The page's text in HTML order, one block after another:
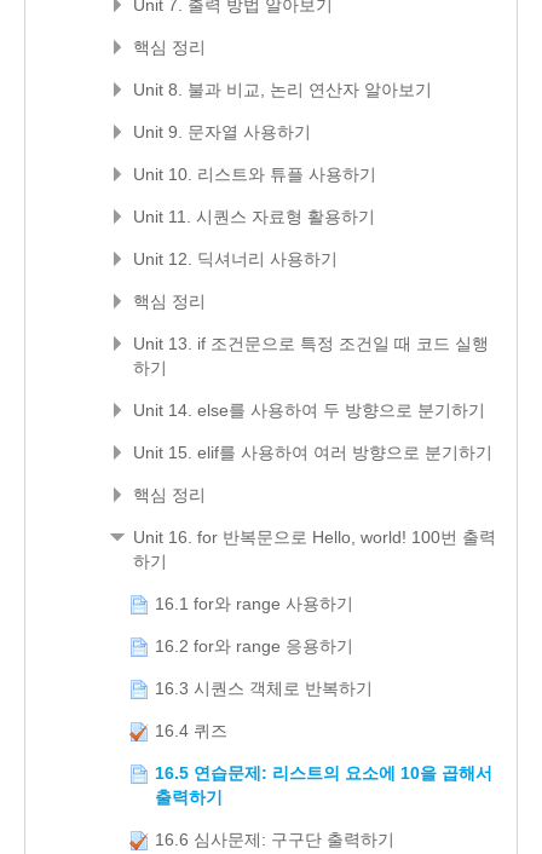
Unit 7. 출력 방법 알아보기
핵심 정리
Unit 8. 불과 비교, 논리 연산자 알아보기
Unit 9. 문자열 사용하기
Unit 10. 리스트와 튜플 사용하기
Unit 11. 시퀀스 자료형 활용하기
Unit 12. 딕셔너리 사용하기
핵심 정리
Unit 13. if 조건문으로 특정 조건일 때 코드 실행
하기
Unit 14. else를 사용하여 두 방향으로 분기하기
Unit 15. elif를 사용하여 여러 방향으로 분기하기
핵심 정리
Unit 16. for 반복문으로 Hello, world! 100번 출력
하기
16.1 for와 range 사용하기
16.2 for와 range 응용하기
16.3 시퀀스 객체로 반복하기
16.4 퀴즈
16.5 연습문제: 리스트의 요소에 10을 곱해서
출력하기
16.6 심사문제: 구구단 출력하기